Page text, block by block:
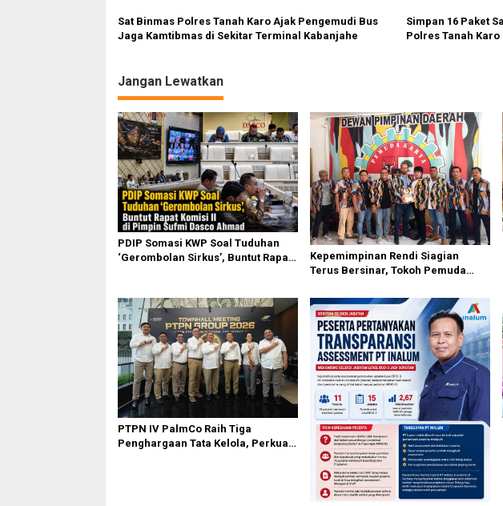
s
Sat Binmas Polres Tanah Karo Ajak Pengemudi Bus
Jaga Kamtibmas di Sekitar Terminal Kabanjahe
Simpan 16 Paket
Polres Tanah Karo
Jangan Lewatkan
PDIP Somasi KWP Soal Tuduhan
‘Gerombolan Sirkus’, Buntut Rapat
Kepemimpinan Rendi Siagian
Terus Bersinar, Tokoh Pemuda
PTPN IV PalmCo Raih Tiga
Penghargaan Tata Kelola, Perkuat